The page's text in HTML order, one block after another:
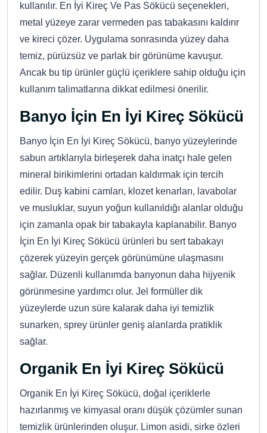
kullanılır. En İyi Kireç Ve Pas Sökücü seçenekleri,
metal yüzeye zarar vermeden pas tabakasını kaldırır
ve kireci çözer. Uygulama sonrasında yüzey daha
temiz, pürüzsüz ve parlak bir görünüme kavuşur.
Ancak bu tip ürünler güçlü içeriklere sahip olduğu için
kullanım talimatlarına dikkat edilmesi önerilir.
Banyo İçin En İyi Kireç Sökücü
Banyo İçin En İyi Kireç Sökücü, banyo yüzeylerinde
sabun artıklarıyla birleşerek daha inatçı hale gelen
mineral birikimlerini ortadan kaldırmak için tercih
edilir. Duş kabini camları, klozet kenarları, lavabolar
ve musluklar, suyun yoğun kullanıldığı alanlar olduğu
için zamanla opak bir tabakayla kaplanabilir. Banyo
İçin En İyi Kireç Sökücü ürünleri bu sert tabakayı
çözerek yüzeyin gerçek görünümüne ulaşmasını
sağlar. Düzenli kullanımda banyonun daha hijyenik
görünmesine yardımcı olur. Jel formüller dik
yüzeylerde uzun süre kalarak daha iyi temizlik
sunarken, sprey ürünler geniş alanlarda pratiklik
sağlar.
Organik En İyi Kireç Sökücü
Organik En İyi Kireç Sökücü, doğal içeriklerle
hazırlanmış ve kimyasal oranı düşük çözümler sunan
temizlik ürünlerinden oluşur. Limon asidi, sirke özleri